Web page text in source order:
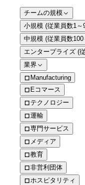
チームの規模
小規模 (従業員数1～
中規模 (従業員数100
エンタープライズ (
業界
Manufacturing
Eコマース
テクノロジー
運輸
専門サービス
メディア
教育
非営利団体
ホスピタリティ